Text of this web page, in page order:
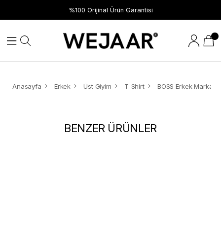
%100 Orijinal Ürün Garantisi
Anasayfa Erkek Üst Giyim T-Shirt
BENZER ÜRÜNLER